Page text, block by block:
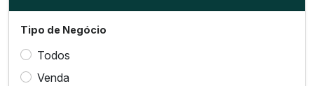
Tipo de Negócio
Todos
Venda